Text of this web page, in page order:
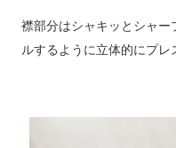
襟部分はシャキッとシャ
ルするように立体的にプレ